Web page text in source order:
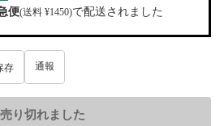
便(送料 ¥1450)で配送されました
存 通報
売り切れました